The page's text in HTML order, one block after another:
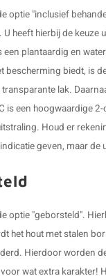
optie "inclusief
heeft hierbij de
plantaardig en
bescherming biedt, is
lak.
is een hoogwaardige
Houd er
geven, maar de
optie "geborsteld".
het hout met stalen
Hierdoor worden
wat extra